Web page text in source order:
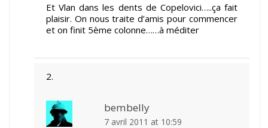
Et Vlan dans les dents de Copelovici…..ça fait
plaisir. On nous traite d’amis pour commencer
et on finit 5ème colonne……à méditer
bembelly
7 avril 2011 at 10:59